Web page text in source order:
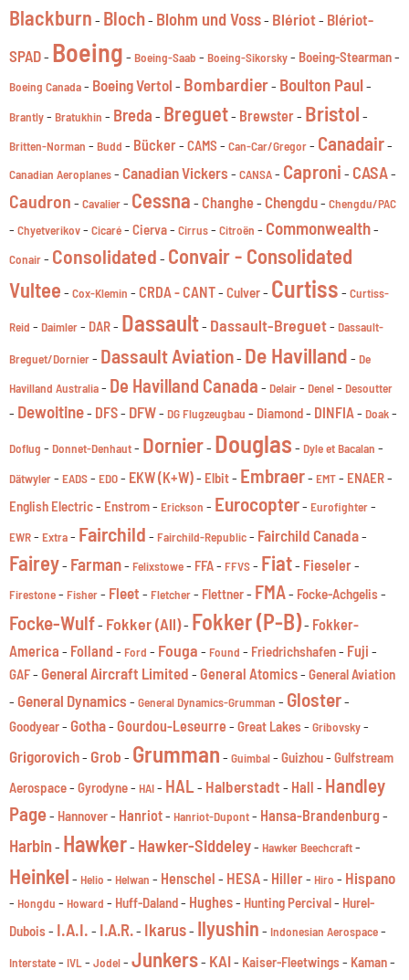
Blackburn - Bloch- Blohm und Voss- Blériot- Blériot-
SPAD- Boeing - Boeing-Saab - Boeing-Sikorsky- Boeing-Stearman-
Boeing Canada- Boeing Vertol - Bombardier- Boulton Paul-
Brantly- Bratukhin - Breda - Breguet- Brewster- Bristol -
Britten-Norman - Budd - Bücker- CAMS - Can-Car/Gregor- Canadair-
Canadian Aeroplanes- Canadian Vickers - CANSA- Caproni - CASA-
Caudron - Cavalier- Cessna - Changhe- Chengdu- Chengdu/PAC
- Chyetverikov- Cicaré- Cierva- Cirrus- Citroën - Commonwealth-
Conair- Consolidated - Convair - Consolidated
Vultee - Cox-Klemin - CRDA - CANT- Culver- Curtiss - Curtiss-
Reid - Daimler- DAR- Dassault- Dassault-Breguet- Dassault-
Breguet/Dornier- Dassault Aviation- De Havilland - De
Havilland Australia- De Havilland Canada - Delair- Denel- Desoutter
- Dewoitine- DFS- DFW- DG Flugzeugbau - Diamond- DINFIA- Doak-
Doflug - Donnet-Denhaut- Dornier- Douglas - Dyle et Bacalan -
Dätwyler- EADS- EDO- EKW (K+W)- Elbit- Embraer- EMT- ENAER-
English Electric- Enstrom- Erickson - Eurocopter- Eurofighter-
EWR- Extra- Fairchild - Fairchild-Republic- Fairchild Canada-
Fairey- Farman- Felixstowe- FFA- FFVS- Fiat- Fieseler-
Firestone- Fisher- Fleet - Fletcher- Flettner- FMA- Focke-Achgelis-
Focke-Wulf- Fokker (All)- Fokker (P-B)- Fokker-
America - Folland- Ford - Fouga - Found - Friedrichshafen- Fuji -
GAF- General Aircraft Limited - General Atomics- General Aviation
- General Dynamics - General Dynamics-Grumman - Gloster-
Goodyear- Gotha- Gourdou-Leseurre- Great Lakes- Gribovsky-
Grigorovich- Grob - Grumman - Guimbal- Guizhou- Gulfstream
Aerospace- Gyrodyne- HAI- HAL- Halberstadt - Hall - Handley
Page- Hannover- Hanriot- Hanriot-Dupont- Hansa-Brandenburg -
Harbin- Hawker- Hawker-Siddeley- Hawker Beechcraft-
Heinkel - Helio - Helwan - Henschel - HESA- Hiller- Hiro - Hispano
- Hongdu - Howard - Huff-Daland- Hughes- Hunting Percival- Hurel-
Dubois- I.A.I. - I.A.R.- Ikarus- Ilyushin - Indonesian Aerospace-
Interstate- IVL - Jodel- Junkers- KAI- Kaiser-Fleetwings- Kaman-